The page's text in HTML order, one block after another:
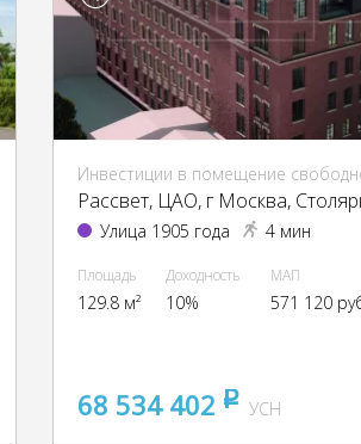
Улица 1905 года 4 мин
Площадь
129.8 м²
Доходность
10%
МАП
571 120
68 534 402 pуб
УСН